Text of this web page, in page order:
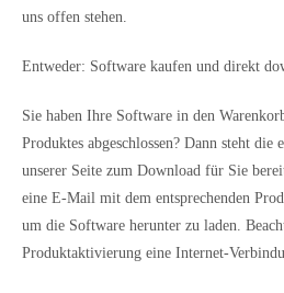
uns offen stehen.
Entweder: Software kaufen und direkt
Sie haben Ihre Software in den
Produktes abgeschlossen? Dann steht
unserer Seite zum Download für Sie
eine E-Mail mit dem entsprechenden
um die Software herunter zu laden.
Produktaktivierung eine Internet-